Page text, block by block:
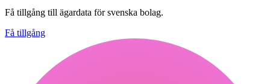
Få tillgång till ägardata för svenska bolag.
Få tillgång